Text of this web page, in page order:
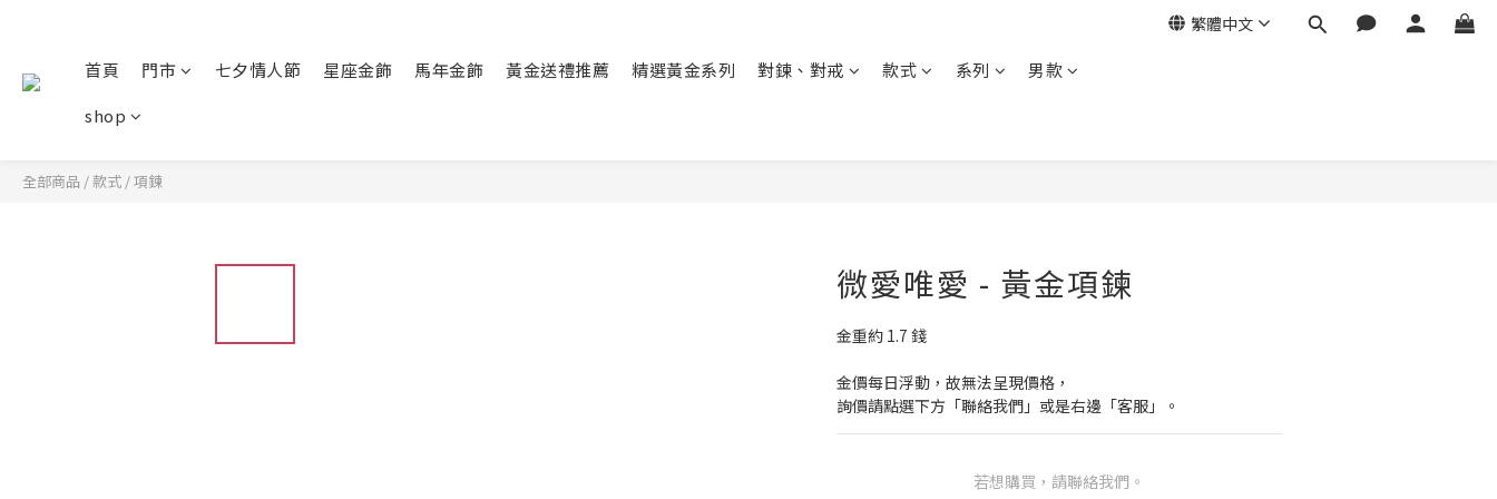
繁體中文
首頁 門市 七夕情人節 星座金飾 馬年金飾 黃金送禮推薦 精選黃金系列 對鍊、對戒 款式 系列
男款
shop
全部商品 /款式 /項鍊
微愛唯愛 - 黃金項鍊
金重約 1.7 錢
金價每日浮動，故無法呈現價格，
詢價請點選下方「聯絡我們」或是右邊「客服」。
若想購買，請聯絡我們。